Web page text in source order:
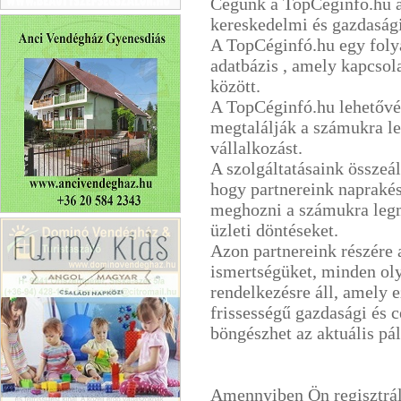
Porlasztócsúcs Javítás
Anci Vendégház Gyenesdiás
kereskedelmi és
A TopCéginfó.hu egy
adatbázis , amely
között.
A TopCéginfó.hu
megtalálják a számukra
vállalkozást.
A szolgáltatásaink
hogy partnereink
meghozni a számukra
üzleti döntéseket.
Azon partnereink
ismertségüket, minden
rendelkezésre áll, amely
frissességű gazdasági és
böngészhet az aktuális
Amennyiben Ön